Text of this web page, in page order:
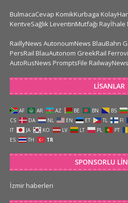
BulmacaCevap KomikKurbaga
KentveSağlık LeventinMutfağı Rayİhale
RaillyNews AutonoumNews BlauBahn
PersRail BlauAutonom GreekRail
AutoRusNews PromptsFile
LISANLAR
AF AR AZ BE BN BS
CS
DA NL EN ET TL FI
IT
JA KO LV LT PL PT
ES
TH TR
SPONSORLU
İzmir haberleri